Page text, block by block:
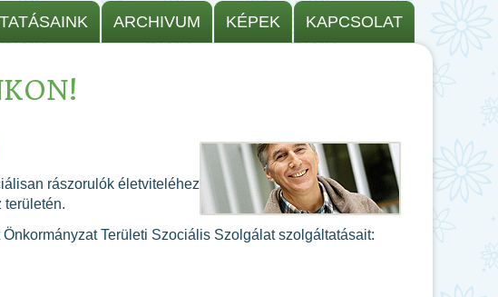
ARCHIVUM KÉPEK KAPCSOLAT
rászorulók életviteléhez
területén.
Területi Szociális Szolgálat szolgáltatásait: